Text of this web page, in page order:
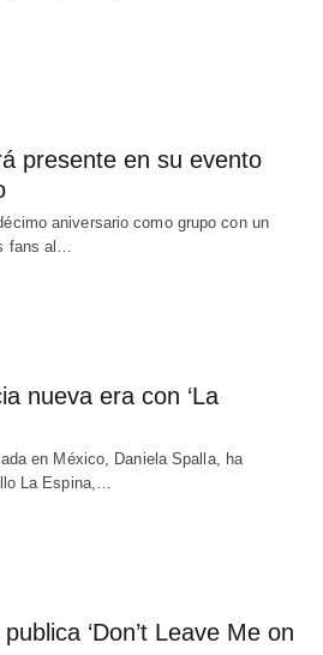
presente en su evento
aniversario como grupo con un
fans al…
nueva era con ‘La
en México, Daniela Spalla, ha
La Espina,…
‘Don’t Leave Me on